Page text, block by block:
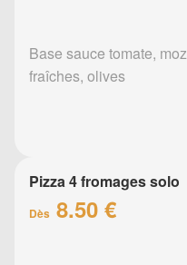
Base sauce tomate,
fraîches, olives
Pizza 4 fromages solo
Dès 8.50 €